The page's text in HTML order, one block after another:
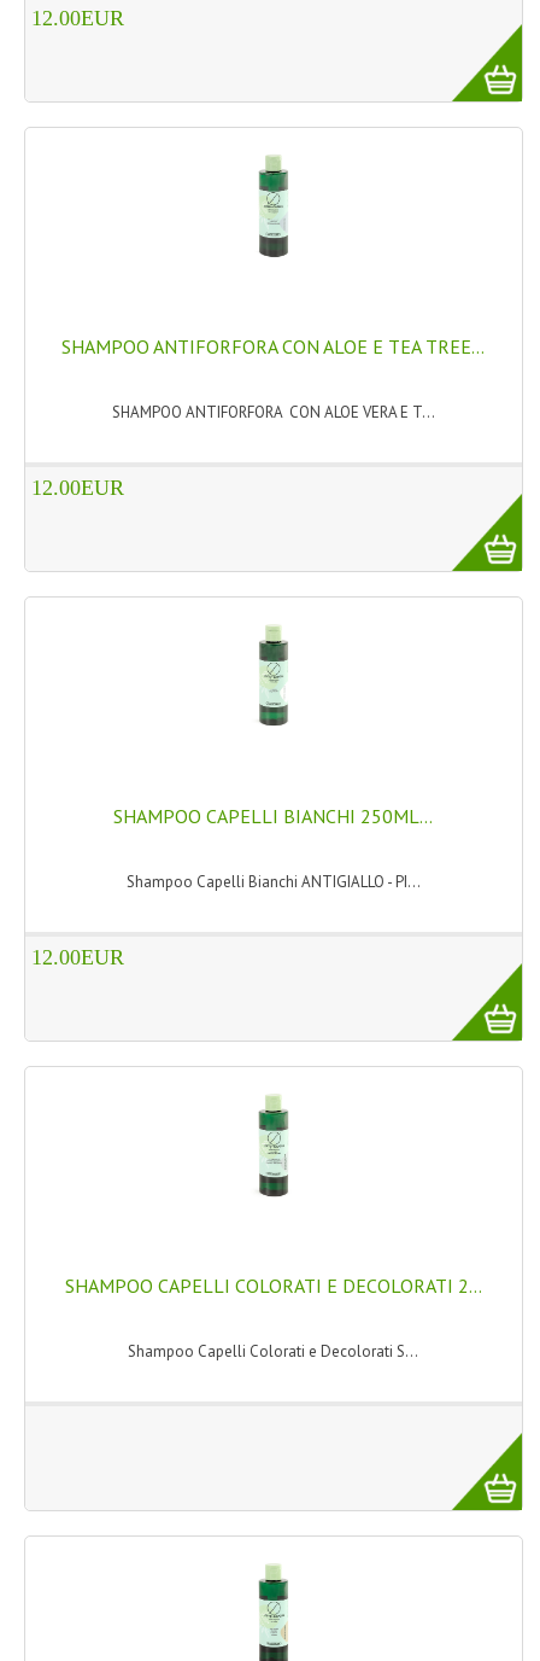
LINEE VISO
OLI VISO
****MONDO MANCINO
ARTICOLI PER LA CUCINA
PC & MOUSE
PRODOTTI ASSORTITI
NATURA DAL MONDO
INFORMAZIONI
SPEDIZIONI & COSTI
NORMATIVA PRIVACY
BUONI SCONTO
FREE-INFO
CORPO
VISO
12.00EUR
SHAMPOO ANTIFORFORA CON ALOE E TEA TREE...
SHAMPOO ANTIFORFORA CON ALOE VERA E T...
12.00EUR
SHAMPOO CAPELLI BIANCHI 250ML...
Shampoo Capelli Bianchi ANTIGIALLO - PI...
12.00EUR
SHAMPOO CAPELLI COLORATI E DECOLORATI 2...
Shampoo Capelli Colorati e Decolorati S...